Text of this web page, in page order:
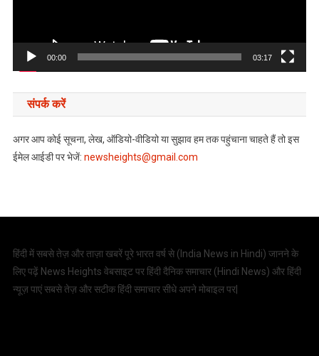
00:00 03:17
संपर्क करें
अगर आप कोई सूचना, लेख, ऑडियो-वीडियो या सुझाव हम तक पहुंचाना चाहते हैं तो इस
ईमेल आईडी पर भेजें: newsheights@gmail.com
हिंदी में सबसे तेज़ और ताज़ा खबरें पूरे भारत वर्ष से ( India News in Hindi) जानने के
लिए पढ़ें News Heights वेबसाइट पर हिंदी दैनिक समाचार (Hindi News) और हिंदी
न्यूज़ पाएं सबसे तेज़ और सटीक हिंदी समाचार सीधे अपने मोबाइल पर|